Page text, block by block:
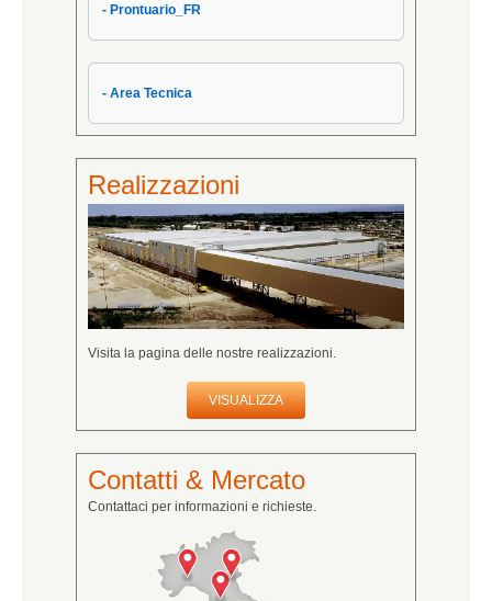
- Prontuario_FR
- Area Tecnica
Realizzazioni
Visita la pagina delle nostre realizzazioni.
VISUALIZZA
Contatti & Mercato
Contattaci per informazioni e richieste.